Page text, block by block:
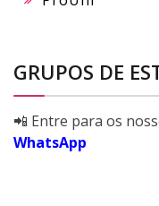
GRUPOS DE
📲 Entre para os
WhatsApp